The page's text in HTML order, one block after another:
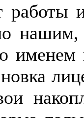
работы
нашим,
именем